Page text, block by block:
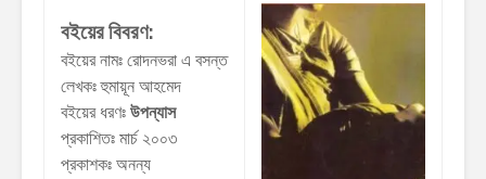
বইয়ের বিবরণ:
বইয়ের নামঃ রোদনভরা এ বসন্ত
লেখকঃ হুমায়ূন আহমেদ
বইয়ের ধরণঃ উপন্যাস
প্রকাশিতঃ মার্চ ২০০৩
প্রকাশকঃ অনন্য